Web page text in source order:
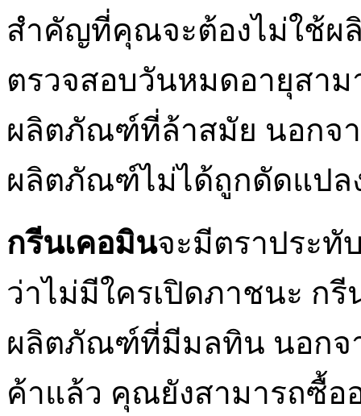
สำคัญที่คุณจะต้องไม่ใช้ผ
ตรวจสอบวันหมดอายุสา
ผลิตภัณฑ์ที่ล้าสมัย นอกจ
ผลิตภัณฑ์ไม่ได้ถูกดัดแปล
กรีนเคอมินจะมีตราประทั
ว่าไม่มีใครเปิดภาชนะ ก
ผลิตภัณฑ์ที่มีมลทิน นอกจ
ค้าแล้ว คุณยังสามารถซื้อ